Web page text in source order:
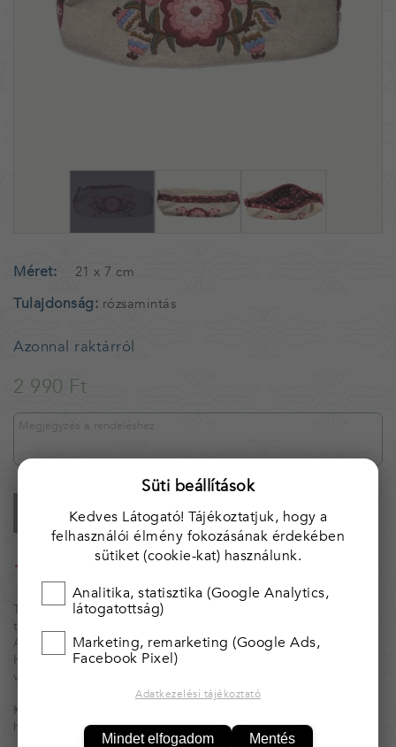
Méret 21 x 7 cm
Tulajdonság rózsamintás
Azonnal raktárról
2 990 Ft
KOSÁRBA
25 000 Ft felett* ingyenes kiszállítás!
Tárgyaink egyedi, kézzel készített alkotások, ezért nincs két
teljesen egyforma.
Amennyiben több darab van raktáron, azt jelezzük.
Ha valamelyik tárgyból többet igényelnél, kérjük, vedd fel
velünk a kapcsolatot.
Kínálatunk folymatosan bővül, illetve változik. Érdemes
hozzánk visszajárni.
Süti beállítások
Kedves Látogató! Tájékoztatjuk, hogy a
felhasználói élmény fokozásának érdekében
sütiket (cookie-kat) használunk.
Analitika, statisztika (Google Analytics,
látogatottság)
Marketing, remarketing (Google Ads,
Facebook Pixel)
Adatkezelési tájékoztató
Mindet elfogadom Mentés